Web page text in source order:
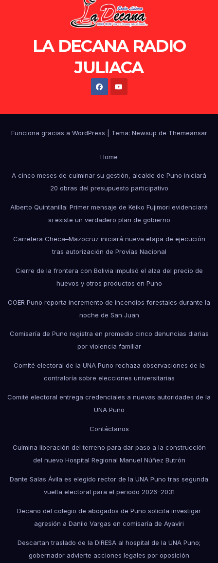
LA DECANA RADIO
JULIACA
Funciona gracias a WordPress Tema: Newsup de Themeansar
Home
A cinco meses de culminar su gestión, alcalde de Puno iniciará
20 obras del presupuesto participativo
Alberto Quintanilla: Primer mensaje de Keiko Fujimori evidenciará
si existe un verdadero plan de gobierno
Carretera Checa–Mazocruz iniciará nueva etapa de ejecución
tras autorización de Provías Nacional
Cierre de la frontera con Bolivia impulsó el alza del precio de
huevos y otros productos en Puno
COER Puno reporta incremento de incendios forestales durante la
noche de San Juan
Comisaría de Puno registra en promedio cinco denuncias diarias
por violencia familiar
Comité electoral de la UNA Puno rechaza observaciones de la
contraloría sobre elecciones universitarias
Comité electoral entrega credenciales a nuevas autoridades de la
UNA Puno
Contáctanos
Culmina liberación del terreno para dar paso a la construcción
del nuevo Hospital Regional Manuel Núñez Butrón
Dante Salas Ávila es elegido rector de la UNA Puno tras segunda
vuelta electoral para el periodo 2026–2031
Decano del colegio de abogados de Puno solicita investigar
agresión a Danilo Vargas en comisaría de Ayaviri
Descartan traslado de la DIRESA al hospital de la UNA Puno;
gobernador advierte acciones legales por oposición